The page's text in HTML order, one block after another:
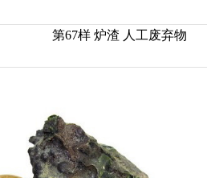
第67样 炉渣 人工废弃物